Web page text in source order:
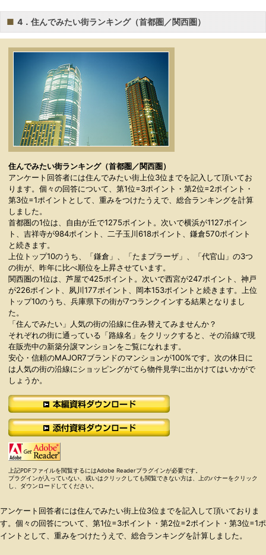
■ 4．住んでみたい街ランキング（首都圏／関西圏）
住んでみたい街ランキング（首都圏／関西圏）
アンケート回答者には住んでみたい街上位3位までを記入して頂いてお
ります。個々の回答について、第1位=3ポイント・第2位=2ポイント・
第3位=1ポイントとして、重みをつけたうえで、総合ランキングを計算
しました。
首都圏の1位は、自由が丘で1275ポイント。次いで横浜が1127ポイン
ト、吉祥寺が984ポイント、二子玉川618ポイント、鎌倉570ポイント
と続きます。
上位トップ10のうち、「鎌倉」、「たまプラーザ」、「代官山」の3つ
の街が、昨年に比べ順位を上昇させています。
関西圏の1位は、芦屋で425ポイント。次いで西宮が247ポイント、神戸
が226ポイント、夙川177ポイント、岡本153ポイントと続きます。上位
トップ10のうち、兵庫県下の街が7つランクインする結果となりまし
た。
「住んでみたい」人気の街の沿線に住み替えてみませんか？
それぞれの街に通っている「路線名」をクリックすると、その沿線で現
在販売中の新築分譲マンションをご覧になれます。
安心・信頼のMAJOR7ブランドのマンションが100%です。次の休日に
は人気の街の沿線にショッピングがてら物件見学に出かけてはいかがで
しょうか。
上記PDFファイルを閲覧するにはAdobe Readerプラグインが必要です。
プラグインが入っていない、或いはクリックしても閲覧できない方は、上のバナーをクリック
し、ダウンロードしてください。
アンケート回答者には住んでみたい街上位3位までを記入して頂いておりま
す。個々の回答について、第1位=3ポイント・第2位=2ポイント・第3位=1ポ
イントとして、重みをつけたうえで、総合ランキングを計算しました。